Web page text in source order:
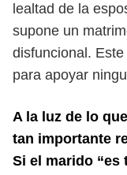
lealtad de la
supone un
disfuncional. Este
para apoyar
A la luz de lo
tan importante
Si el marido